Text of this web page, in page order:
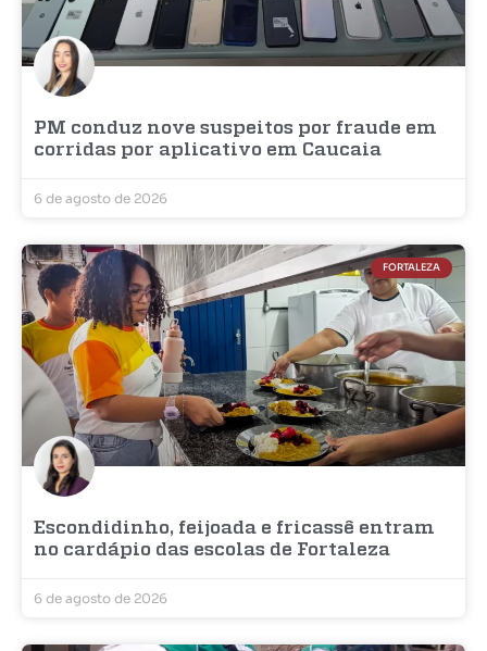
PM conduz nove suspeitos por fraude em
corridas por aplicativo em Caucaia
6 de agosto de 2026
FORTALEZA
Escondidinho, feijoada e fricassê entram
no cardápio das escolas de Fortaleza
6 de agosto de 2026